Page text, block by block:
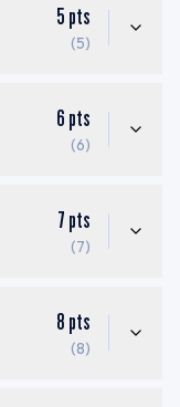
5 pts
(5)
6 pts
(6)
7 pts
(7)
8 pts
(8)